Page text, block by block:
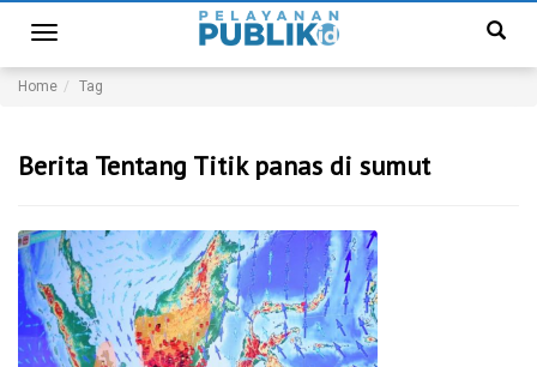
Toggle
navigation
Home Tag
Berita Tentang Titik panas di sumut